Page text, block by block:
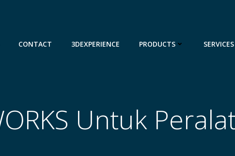
CONTACT 3DEXPERIENCE PRODUCTS SERVICES
Untuk